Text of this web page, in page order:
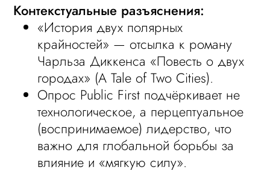
Контекстуальные разъяснения:
«История двух полярных
крайностей» — отсылка к роману
Чарльза Диккенса «Повесть о двух
городах» (A Tale of Two Cities).
Опрос Public First подчёркивает не
технологическое, а перцептуальное
(воспринимаемое) лидерство, что
важно для глобальной борьбы за
влияние и «мягкую силу».